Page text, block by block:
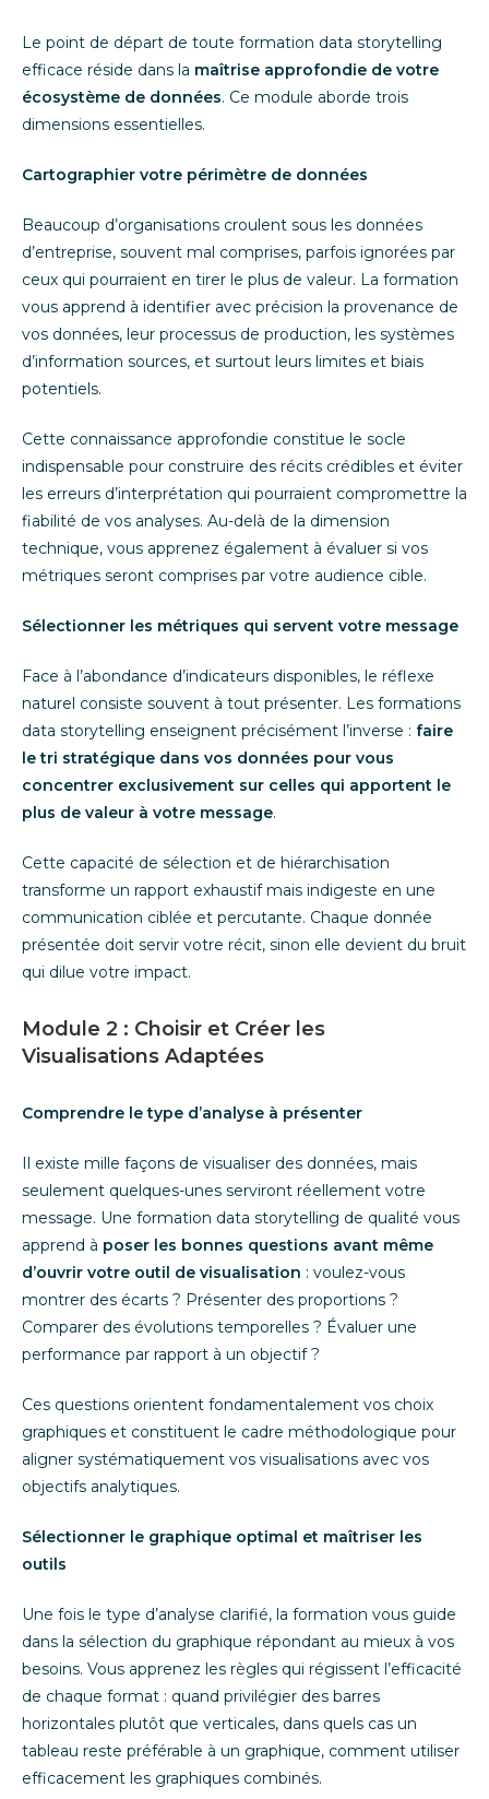
Le point de départ de toute formation data storytelling
efficace réside dans la maîtrise approfondie de votre
écosystème de données. Ce module aborde trois
dimensions essentielles.
Cartographier votre périmètre de données
Beaucoup d’organisations croulent sous les données
d’entreprise, souvent mal comprises, parfois ignorées par
ceux qui pourraient en tirer le plus de valeur. La formation
vous apprend à identifier avec précision la provenance de
vos données, leur processus de production, les systèmes
d’information sources, et surtout leurs limites et biais
potentiels.
Cette connaissance approfondie constitue le socle
indispensable pour construire des récits crédibles et éviter
les erreurs d’interprétation qui pourraient compromettre la
fiabilité de vos analyses. Au-delà de la dimension
technique, vous apprenez également à évaluer si vos
métriques seront comprises par votre audience cible.
Sélectionner les métriques qui servent votre message
Face à l’abondance d’indicateurs disponibles, le réflexe
naturel consiste souvent à tout présenter. Les formations
data storytelling enseignent précisément l’inverse : faire
le tri stratégique dans vos données pour vous
concentrer exclusivement sur celles qui apportent le
plus de valeur à votre message.
Cette capacité de sélection et de hiérarchisation
transforme un rapport exhaustif mais indigeste en une
communication ciblée et percutante. Chaque donnée
présentée doit servir votre récit, sinon elle devient du bruit
qui dilue votre impact.
Module 2 : Choisir et Créer les
Visualisations Adaptées
Comprendre le type d’analyse à présenter
Il existe mille façons de visualiser des données, mais
seulement quelques-unes serviront réellement votre
message. Une formation data storytelling de qualité vous
apprend à poser les bonnes questions avant même
d’ouvrir votre outil de visualisation : voulez-vous
montrer des écarts ? Présenter des proportions ?
Comparer des évolutions temporelles ? Évaluer une
performance par rapport à un objectif ?
Ces questions orientent fondamentalement vos choix
graphiques et constituent le cadre méthodologique pour
aligner systématiquement vos visualisations avec vos
objectifs analytiques.
Sélectionner le graphique optimal et maîtriser les
outils
Une fois le type d’analyse clarifié, la formation vous guide
dans la sélection du graphique répondant au mieux à vos
besoins. Vous apprenez les règles qui régissent l’efficacité
de chaque format : quand privilégier des barres
horizontales plutôt que verticales, dans quels cas un
tableau reste préférable à un graphique, comment utiliser
efficacement les graphiques combinés.